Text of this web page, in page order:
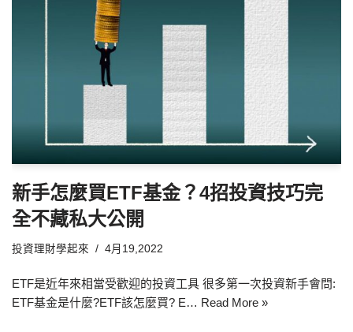
新手怎麼買ETF基金？4招投資技巧完
全不藏私大公開
投資理財學起來 4月19,2022
ETF是近年來相當受歡迎的投資工具 很多第一次投資新手會問:
ETF基金是什麼?ETF該怎麼買? E… Read More »